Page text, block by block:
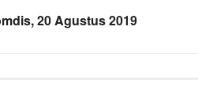
20 Agustus 2019